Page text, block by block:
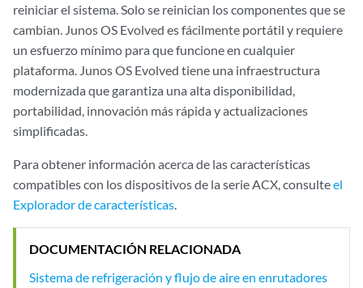
reiniciar el sistema. Solo se reinician los componentes que se
cambian. Junos OS Evolved es fácilmente portátil y requiere
un esfuerzo mínimo para que funcione en cualquier
plataforma. Junos OS Evolved tiene una infraestructura
modernizada que garantiza una alta disponibilidad,
portabilidad, innovación más rápida y actualizaciones
simplificadas.
Para obtener información acerca de las características
compatibles con los dispositivos de la serie ACX, consulteel
Explorador de características.
DOCUMENTACIÓN RELACIONADA
Sistema de refrigeración y flujo de aire en enrutadores